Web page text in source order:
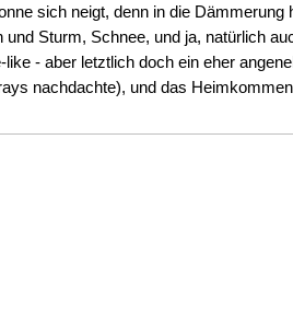
sich neigt, denn in die Dämmerung
Sturm, Schnee, und ja, natürlich
- aber letztlich doch ein eher
nachdachte), und das